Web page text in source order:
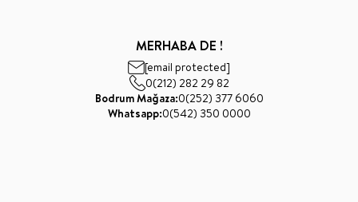
MERHABA DE !
[email protected]
0(212) 282 29 82
Bodrum Mağaza:0(252) 377 6060
Whatsapp:0(542) 350 0000